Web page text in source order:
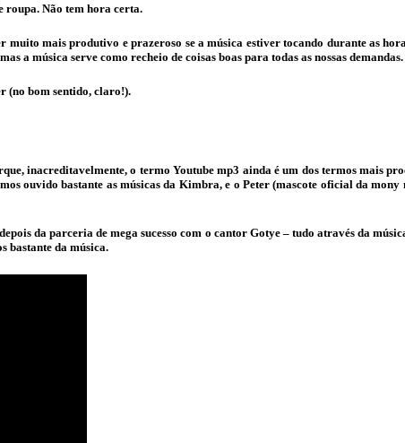
roupa. Não tem hora certa.
mais produtivo e prazeroso se a música estiver tocando durante as
a música serve como recheio de coisas boas para todas as nossas
(no bom sentido, claro!).
inacreditavelmente, o termo Youtube mp3 ainda é um dos termos mais
ouvido bastante as músicas da Kimbra, e o Peter (mascote oficial da
da parceria de mega sucesso com o cantor Gotye – tudo através da
bastante da música.